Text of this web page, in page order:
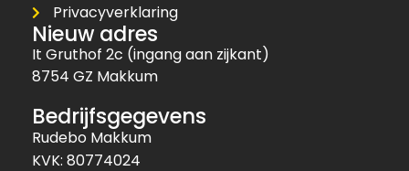
Privacyverklaring
Nieuw adres
It Gruthof 2c (ingang aan zijkant)
8754 GZ Makkum
Bedrijfsgegevens
Rudebo Makkum
KVK: 80774024